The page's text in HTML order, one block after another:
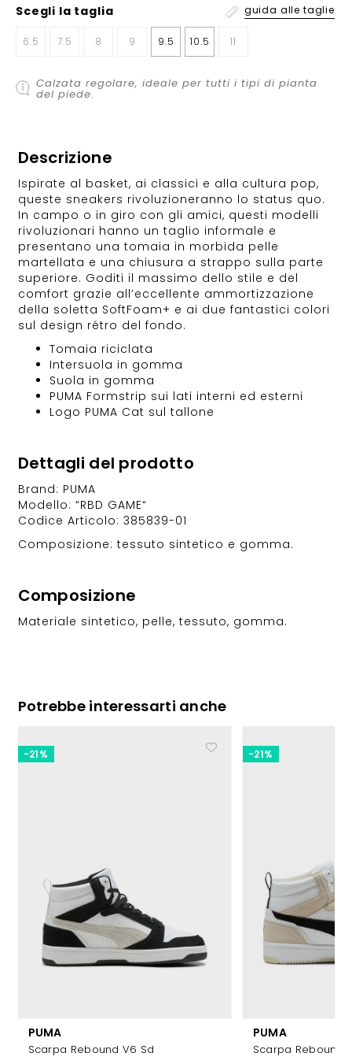
Scegli la taglia guida alle taglie
6.5 7.5 8 9 9.5 10.5 11
Calzata regolare, ideale per tutti i tipi di pianta
del piede.
Descrizione
Ispirate al basket, ai classici e alla cultura pop,
queste sneakers rivoluzioneranno lo status quo.
In campo o in giro con gli amici, questi modelli
rivoluzionari hanno un taglio informale e
presentano una tomaia in morbida pelle
martellata e una chiusura a strappo sulla parte
superiore. Goditi il massimo dello stile e del
comfort grazie all’eccellente ammortizzazione
della soletta SoftFoam+ e ai due fantastici colori
sul design rétro del fondo.
Tomaia riciclata
Intersuola in gomma
Suola in gomma
PUMA Formstrip sui lati interni ed esterni
Logo PUMA Cat sul tallone
Dettagli del prodotto
Brand: PUMA
Modello: “RBD GAME“
Codice Articolo: 385839-01
Composizione: tessuto sintetico e gomma.
Composizione
Materiale sintetico, pelle, tessuto, gomma.
Potrebbe interessarti anche
PUMA
Scarpa Rebound V6 Sd
-21%
PUMA
Scarpa Rebound
-21%